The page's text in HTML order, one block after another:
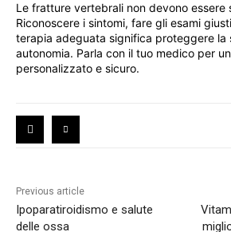
Le fratture vertebrali non devono essere
Riconoscere i sintomi, fare gli esami
terapia adeguata significa proteggere la
autonomia. Parla con il tuo medico per
personalizzato e sicuro.
Previous article
Ipoparatiroidismo e salute
delle ossa